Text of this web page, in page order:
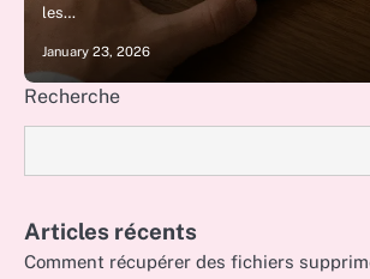
les…
January 23, 2026
Recherche
Articles récents
Comment récupérer des fichiers